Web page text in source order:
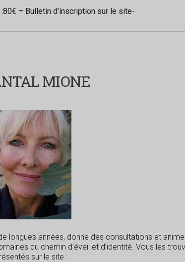
:80€ – Bulletin d’inscription sur le site-
MIONE
longues années, donne des consultations et
du chemin d’éveil et d’identité. Vous les
sur le site :